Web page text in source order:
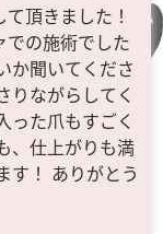
頂きました！
での施術でした
か聞いてくださ
りながらしてく
た爪もすごく
、仕上がりも満
！ ありがとう